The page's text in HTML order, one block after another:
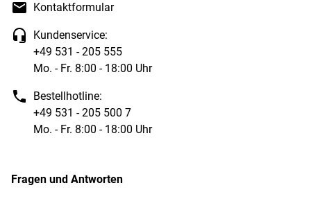
Kontaktformular
Kundenservice:
+49 531 - 205 555
Mo. - Fr. 8:00 - 18:00 Uhr
Bestellhotline:
+49 531 - 205 500 7
Mo. - Fr. 8:00 - 18:00 Uhr
Fragen und Antworten